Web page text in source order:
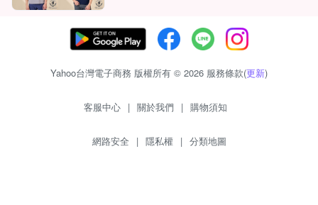
Yahoo台灣電子商務 版權所有 © 2026 服務條款(更新)
客服中心 | 關於我們 | 購物須知
網路安全 | 隱私權 | 分類地圖